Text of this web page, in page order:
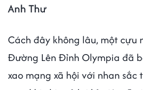
Anh Thư
Cách đây không lâu, một cựu
Đường Lên Đỉnh Olympia đã
xao mạng xã hội với nhan sắc